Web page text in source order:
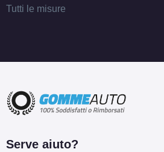
Tutti le misure
Serve aiuto?